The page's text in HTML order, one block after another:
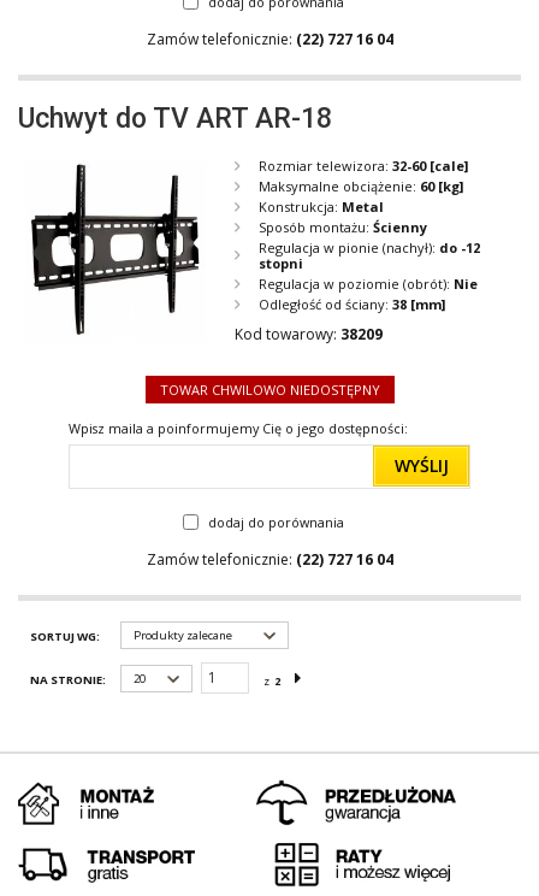
Zamów telefonicznie: (22) 727 16 04
Uchwyt do TV ART AR-18
Rozmiar telewizora: 32-60 [cale]
Maksymalne obciążenie: 60 [kg]
Konstrukcja: Metal
Sposób montażu: Ścienny
Regulacja w pionie (nachył): do -12
stopni
Regulacja w poziomie (obrót): Nie
Odległość od ściany: 38 [mm]
Kod towarowy: 38209
TOWAR CHWILOWO NIEDOSTĘPNY
Wpisz maila a poinformujemy Cię o jego dostępności:
WYŚLIJ
dodaj do porównania
Zamów telefonicznie: (22) 727 16 04
SORTUJ WG: Produkty zalecane
NA STRONIE: 20 z 2